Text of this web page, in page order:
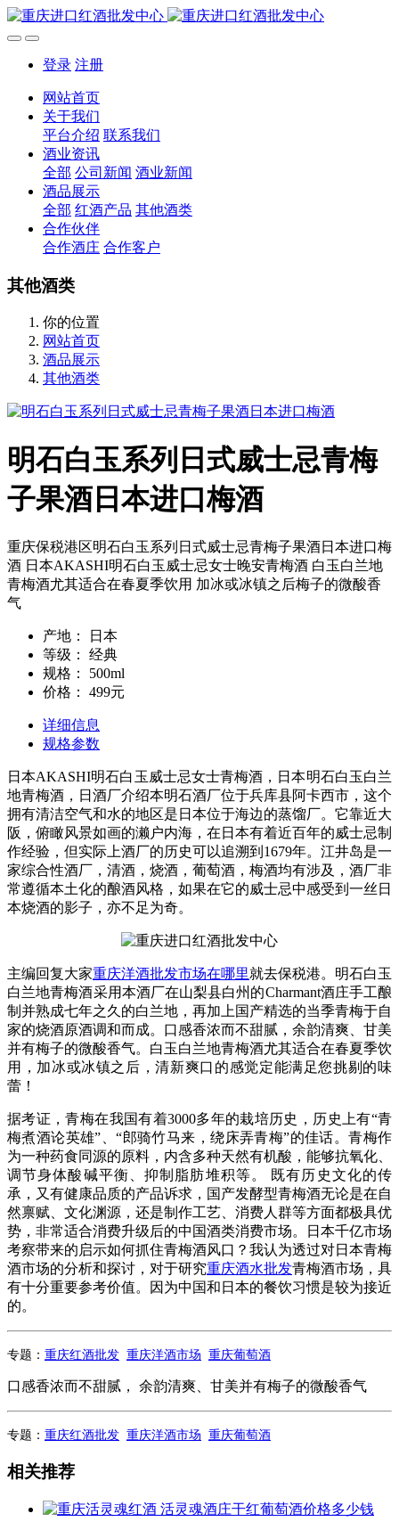
登录 注册
网站首页
关于我们
平台介绍 联系我们
酒业资讯
全部 公司新闻 酒业新闻
酒品展示
全部 红酒产品 其他酒类
合作伙伴
合作酒庄 合作客户
其他酒类
你的位置
网站首页
酒品展示
其他酒类
明石白玉系列日式威士忌青梅
子果酒日本进口梅酒
重庆保税港区明石白玉系列日式威士忌青梅子果酒日本进口梅
酒 日本AKASHI明石白玉威士忌女士晚安青梅酒 白玉白兰地
青梅酒尤其适合在春夏季饮用 加冰或冰镇之后梅子的微酸香
气
产地：
日本
等级：
经典
规格：
500ml
价格：
499元
详细信息
规格参数
日本AKASHI明石白玉威士忌女士青梅酒，日本明石白玉白兰
地青梅酒，日酒厂介绍本明石酒厂位于兵库县阿卡西市，这个
拥有清洁空气和水的地区是日本位于海边的蒸馏厂。它靠近大
阪，俯瞰风景如画的濑户内海，在日本有着近百年的威士忌制
作经验，但实际上酒厂的历史可以追溯到1679年。江井岛是一
家综合性酒厂，清酒，烧酒，葡萄酒，梅酒均有涉及，酒厂非
常遵循本土化的酿酒风格，如果在它的威士忌中感受到一丝日
本烧酒的影子，亦不足为奇。
主编回复大家重庆洋酒批发市场在哪里就去保税港。明石白玉
白兰地青梅酒采用本酒厂在山梨县白州的Charmant酒庄手工酿
制并熟成七年之久的白兰地，再加上国产精选的当季青梅于自
家的烧酒原酒调和而成。口感香浓而不甜腻，余韵清爽、甘美
并有梅子的微酸香气。白玉白兰地青梅酒尤其适合在春夏季饮
用，加冰或冰镇之后，清新爽口的感觉定能满足您挑剔的味
蕾！
据考证，青梅在我国有着3000多年的栽培历史，历史上有“青
梅煮酒论英雄”、“郎骑竹马来，绕床弄青梅”的佳话。青梅作
为一种药食同源的原料，内含多种天然有机酸，能够抗氧化、
调节身体酸碱平衡、抑制脂肪堆积等。 既有历史文化的传
承，又有健康品质的产品诉求，国产发酵型青梅酒无论是在自
然禀赋、文化渊源，还是制作工艺、消费人群等方面都极具优
势，非常适合消费升级后的中国酒类消费市场。日本千亿市场
考察带来的启示如何抓住青梅酒风口？我认为透过对日本青梅
酒市场的分析和探讨，对于研究重庆酒水批发青梅酒市场，具
有十分重要参考价值。因为中国和日本的餐饮习惯是较为接近
的。
专题： 重庆红酒批发 重庆洋酒市场 重庆葡萄酒
口感香浓而不甜腻， 余韵清爽、甘美并有梅子的微酸香气
专题： 重庆红酒批发 重庆洋酒市场 重庆葡萄酒
相关推荐